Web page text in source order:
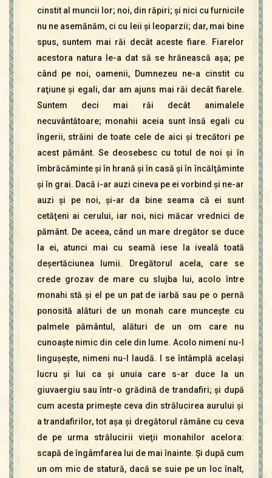
cinstit al muncii lor; noi, din răpiri; şi nici cu furnicile
nu ne asemănăm, ci cu leii şi leoparzii; dar, mai bine
spus, suntem mai răi decât aceste fiare. Fiarelor
acestora natura le-a dat să se hrănească aşa; pe
când pe noi, oamenii, Dumnezeu ne-a cinstit cu
raţiune şi egali, dar am ajuns mai răi decât fiarele.
Suntem deci mai răi decât animalele
necuvântătoare; monahii aceia sunt însă egali cu
îngerii, străini de toate cele de aici şi trecători pe
acest pământ. Se deosebesc cu totul de noi şi în
îmbrăcăminte şi în hrană şi în casă şi în încălţăminte
şi în grai. Dacă i-ar auzi cineva pe ei vorbind şi ne-ar
auzi şi pe noi, şi-ar da bine seama că ei sunt
cetăţeni ai cerului, iar noi, nici măcar vrednici de
pământ. De aceea, când un mare dregător se duce
la ei, atunci mai cu seamă iese la iveală toată
deşertăciunea lumii. Dregătorul acela, care se
crede grozav de mare cu slujba lui, acolo între
monahi stă şi el pe un pat de iarbă sau pe o pernă
ponosită alături de un monah care munceşte cu
palmele pământul, alături de un om care nu
cunoaşte nimic din cele din lume. Acolo nimeni nu-l
linguşeşte, nimeni nu-l laudă. I se întâmplă acelaşi
lucru şi lui ca şi unuia care s-ar duce la un
giuvaergiu sau într-o grădină de trandafiri; şi după
cum acesta primeşte ceva din strălucirea aurului şi
a trandafirilor, tot aşa şi dregătorul rămâne cu ceva
de pe urma strălucirii vieţii monahilor acelora:
scapă de îngâmfarea lui de mai înainte. Şi după cum
un om mic de statură, dacă se suie pe un loc înalt,